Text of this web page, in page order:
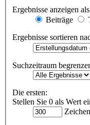
Ergebnisse anzeigen
Beiträge
Ergebnisse sortieren
Suchzeitraum
Die ersten:
Stellen Sie 0 als Wert